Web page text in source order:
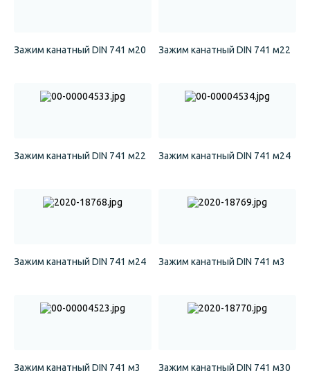
Зажим канатный DIN 741 м20 Зажим канатный DIN 741 м22
Зажим канатный DIN 741 м22 Зажим канатный DIN 741 м24
Зажим канатный DIN 741 м24 Зажим канатный DIN 741 м3
Зажим канатный DIN 741 м3 Зажим канатный DIN 741 м30